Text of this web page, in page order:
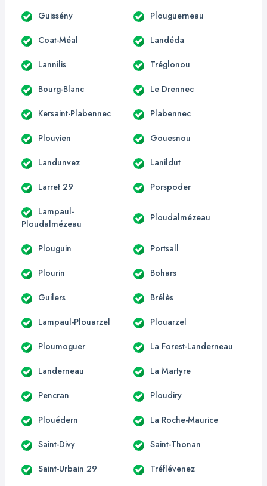
Guissény Plouguerneau
Coat-Méal Landéda
Lannilis Tréglonou
Bourg-Blanc Le Drennec
Kersaint-Plabennec Plabennec
Plouvien Gouesnou
Landunvez Lanildut
Larret 29 Porspoder
Lampaul-
Ploudalmézeau
Ploudalmézeau
Plouguin Portsall
Plourin Bohars
Guilers Brélès
Lampaul-Plouarzel Plouarzel
Ploumoguer La Forest-Landerneau
Landerneau La Martyre
Pencran Ploudiry
Plouédern La Roche-Maurice
Saint-Divy Saint-Thonan
Saint-Urbain 29 Tréflévenez